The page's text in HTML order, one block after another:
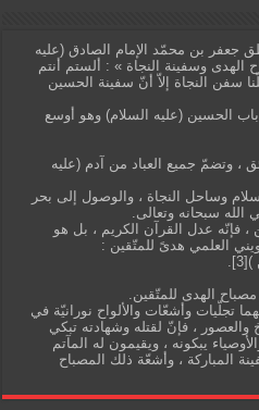
جعفر بن محمّد الإمام الصادق (عليه
وسفينة النجاة » : ألستم أنتم
سفن النجاة إلاّ أنّ سفينة الحسين
باب الحسين (عليه السلام) وهو أوسع
، وتضمّ جميع العباد من آدم (عليه
وساحل النجاة ، والوصول إلى بحر
الله سبحانه وتعالى.
فإنّه عدل القرآن الكريم ، بل هو
العلمي هدىً للمتّقين :
الهدى للمتّقين.
تجلّيات وأشعّات والألواح نورانيّة في
والعصور ، فإنّ لقتله وشهادته تبكي
يبكونه ، ويقيمون له المآتم
المباركة ، وأشعّة ذلك المصباح